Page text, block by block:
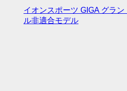
イオンスポーツ GIGA グラ
ル非適合モデル